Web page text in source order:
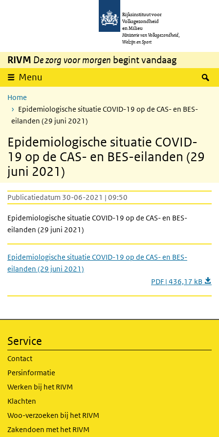
Overslaan en naar de inhoud gaan
Rijksinstituut voor
Volksgezondheid
en Milieu
Ministerie van Volksgezondheid,
Welzijn en Sport
RIVM De zorg voor morgen begint vandaag
Menu
Home
Epidemiologische situatie COVID-19 op de CAS- en BES-
eilanden (29 juni 2021)
Epidemiologische situatie COVID-
19 op de CAS- en BES-eilanden (29
juni 2021)
Publicatiedatum 30-06-2021 | 09:50
Epidemiologische situatie COVID-19 op de CAS- en BES-
eilanden (29 juni 2021)
Epidemiologische situatie COVID-19 op de CAS- en BES-
eilanden (29 juni 2021)
PDF | 436,17 kB
Service
Contact
Persinformatie
Werken bij het RIVM
Klachten
Woo-verzoeken bij het RIVM
Zakendoen met het RIVM